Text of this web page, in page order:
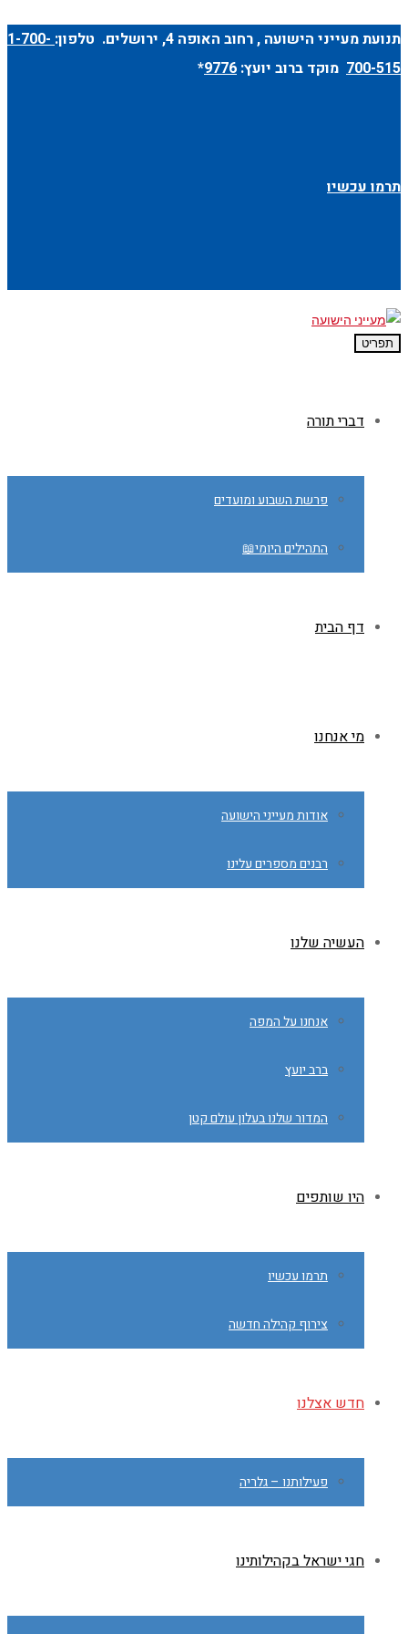
תנועת מעייני הישועה ,רחוב האופה 4 , ירושלים. טלפון: 1-700-
700-515 מוקד ברוב יועץ: 9776
*
תרמו עכשיו
תפריט
דברי תורה
פרשת השבוע ומועדים
התהילים היומי📖
דף הבית
מי אנחנו
אודות מעייני הישועה
רבנים מספרים עלינו
העשיה שלנו
אנחנו על המפה
ברב יועץ
המדור שלנו בעלון עולם קטן
היו שותפים
תרמו עכשיו
צירוף קהילה חדשה
חדש אצלנו
פעילותנו – גלריה
חגי ישראל בקהילותינו